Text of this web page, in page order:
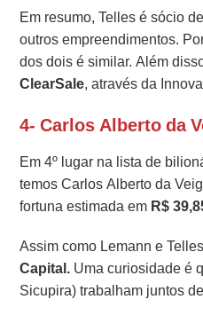
Em resumo, Telles é sócio
outros empreendimentos.
dos dois é similar. Além
ClearSale, através da
4- Carlos Alberto da
Em 4º lugar na lista de
temos Carlos Alberto da
fortuna estimada em R$
Assim como Lemann e
Capital. Uma curiosidade é
Sicupira) trabalham juntos